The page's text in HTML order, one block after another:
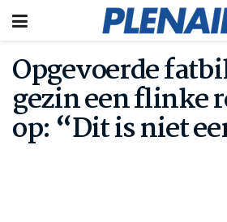
Opgevoerde
gezin een flinke
op: “Dit is niet